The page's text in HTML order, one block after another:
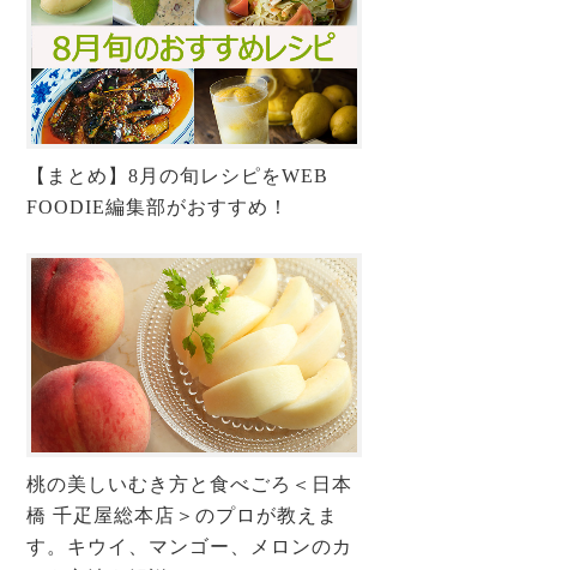
【まとめ】8月の旬レシピをWEB
FOODIE編集部がおすすめ！
桃の美しいむき方と食べごろ＜日本
橋 千疋屋総本店＞のプロが教えま
す。キウイ、マンゴー、メロンのカ